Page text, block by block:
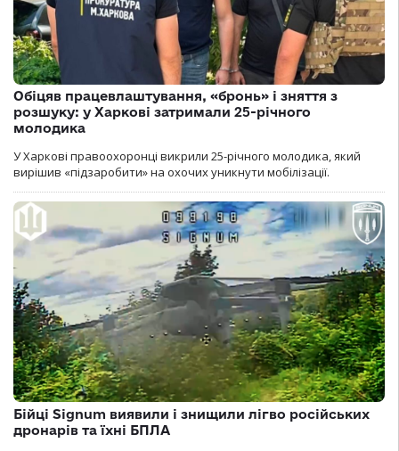
Обіцяв працевлаштування, «бронь» і зняття з
розшуку: у Харкові затримали 25-річного
молодика
У Харкові правоохоронці викрили 25-річного молодика, який
вирішив «підзаробити» на охочих уникнути мобілізації.
Бійці Signum виявили і знищили лігво російських
дронарів та їхні БПЛА